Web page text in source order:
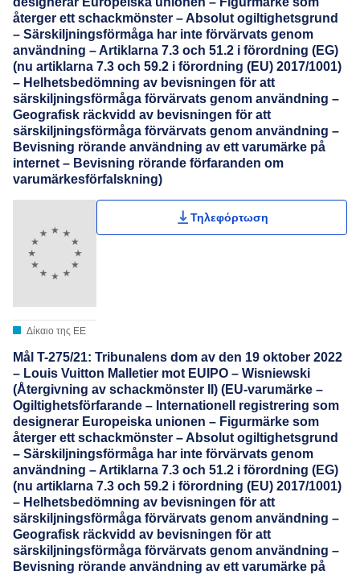
återger ett schackmönster – Absolut ogiltighetsgrund
– Särskiljningsförmåga har inte förvärvats genom
användning – Artiklarna 7.3 och 51.2 i förordning (EG)
(nu artiklarna 7.3 och 59.2 i förordning (EU) 2017/1001)
– Helhetsbedömning av bevisningen för att
särskiljningsförmåga förvärvats genom användning –
Geografisk räckvidd av bevisningen för att
särskiljningsförmåga förvärvats genom användning –
Bevisning rörande användning av ett varumärke på
internet – Bevisning rörande förfaranden om
varumärkesförfalskning)
Δίκαιο της ΕΕ
Τηλεφόρτωση
Mål T-275/21: Tribunalens dom av den 19 oktober 2022
– Louis Vuitton Malletier mot EUIPO – Wisniewski
(Återgivning av schackmönster II) (EU-varumärke –
Ogiltighetsförfarande – Internationell registrering som
designerar Europeiska unionen – Figurmärke som
återger ett schackmönster – Absolut ogiltighetsgrund
– Särskiljningsförmåga har inte förvärvats genom
användning – Artiklarna 7.3 och 51.2 i förordning (EG)
(nu artiklarna 7.3 och 59.2 i förordning (EU) 2017/1001)
– Helhetsbedömning av bevisningen för att
särskiljningsförmåga förvärvats genom användning –
Geografisk räckvidd av bevisningen för att
särskiljningsförmåga förvärvats genom användning –
Bevisning rörande användning av ett varumärke på